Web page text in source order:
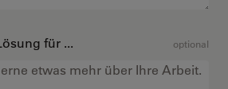
für ... optional